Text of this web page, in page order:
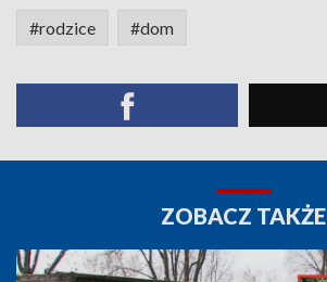
#rodzice #dom
ZOBACZ TAKŻE